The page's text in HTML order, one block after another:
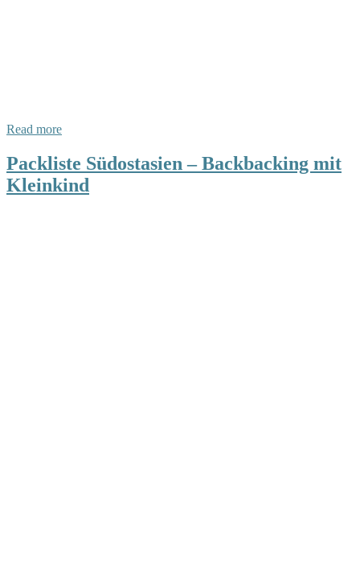
Read more
Packliste Südostasien – Backbacking mit
Kleinkind